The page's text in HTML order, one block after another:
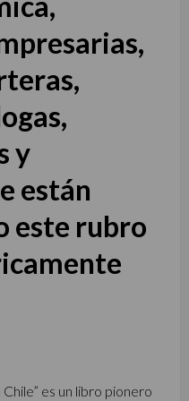
y
están
este rubro
es un libro pionero